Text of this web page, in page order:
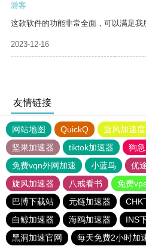
游客
这款软件的功能非常全面，可以满足我
2023-12-16
友情链接
网站地图 QuickQ 旋风加速
坚果加速器
tiktok加速器
狗
免费vqn外网加速
小蓝鸟 优
旋风加速器
八戒看书
免费
巴博下载站
元链加速器 CHK
白鲸加速器
海鸥加速器 INS
黑洞加速官网
每天免费2小时加